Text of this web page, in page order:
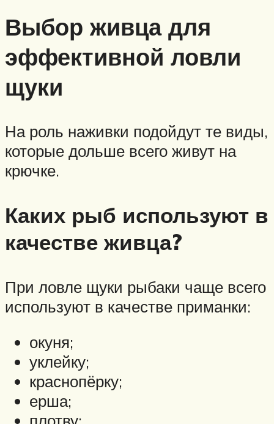
Выбор живца для
эффективной ловли
щуки
На роль наживки подойдут те виды,
которые дольше всего живут на
крючке.
Каких рыб используют в
качестве живца?
При ловле щуки рыбаки чаще всего
используют в качестве приманки:
окуня;
уклейку;
краснопёрку;
ерша;